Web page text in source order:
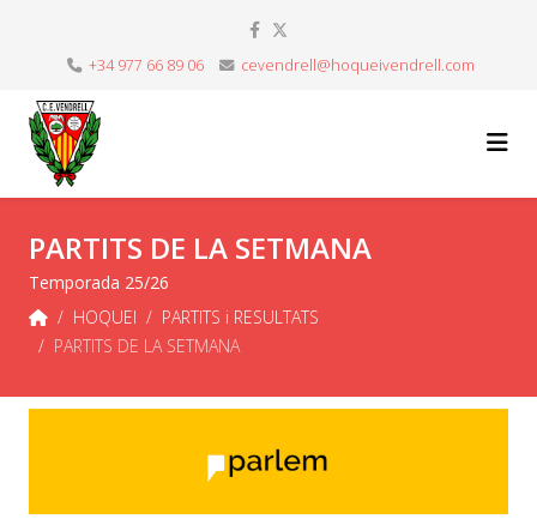
+34 977 66 89 06 cevendrell@hoqueivendrell.com
PARTITS DE LA SETMANA
Temporada 25/26
HOQUEI
PARTITS i RESULTATS
PARTITS DE LA SETMANA